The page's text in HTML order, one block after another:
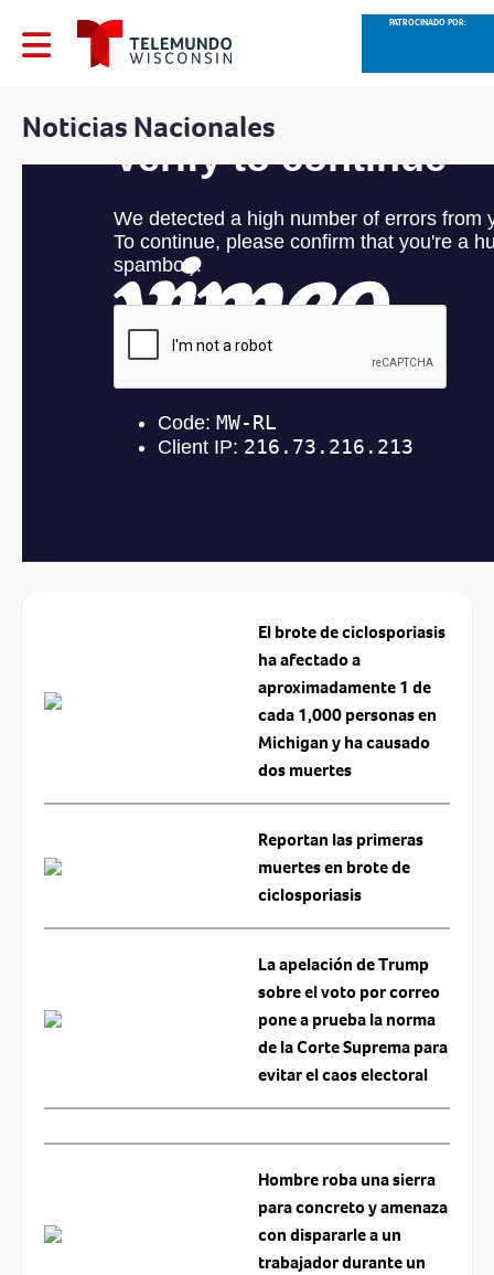
PATROCINADO POR:
Noticias Nacionales
El brote de ciclosporiasis
ha afectado a
aproximadamente 1 de
cada 1,000 personas en
Michigan y ha causado
dos muertes
Reportan las primeras
muertes en brote de
ciclosporiasis
La apelación de Trump
sobre el voto por correo
pone a prueba la norma
de la Corte Suprema para
evitar el caos electoral
Hombre roba una sierra
para concreto y amenaza
con dispararle a un
trabajador durante un